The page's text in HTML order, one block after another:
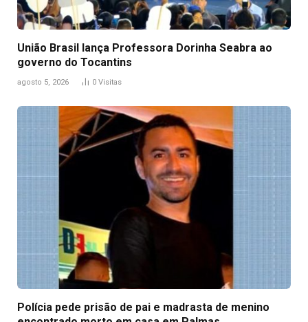
União Brasil lança Professora Dorinha Seabra ao
governo do Tocantins
agosto 5, 2026 0 Visitas
Polícia pede prisão de pai e madrasta de menino